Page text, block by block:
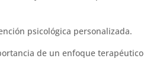
psicológica personalizada.
de un enfoque terapéutico